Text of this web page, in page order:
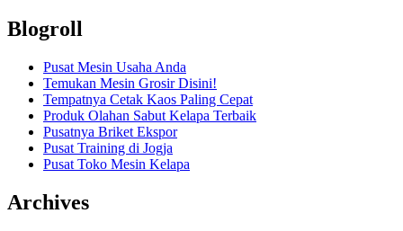
Blogroll
Pusat Mesin Usaha Anda
Temukan Mesin Grosir Disini!
Tempatnya Cetak Kaos Paling Cepat
Produk Olahan Sabut Kelapa Terbaik
Pusatnya Briket Ekspor
Pusat Training di Jogja
Pusat Toko Mesin Kelapa
Archives